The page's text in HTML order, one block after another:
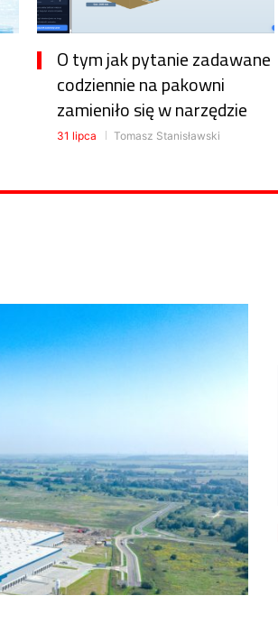
O tym jak pytanie zadawane
codziennie na pakowni
zamieniło się w narzędzie
31 lipca Tomasz Stanisławski